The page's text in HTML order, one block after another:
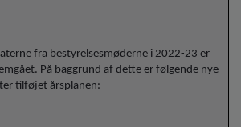
fra bestyrelsesmøderne i 2022-23 er
På baggrund af dette er følgende nye
tilføjet årsplanen: